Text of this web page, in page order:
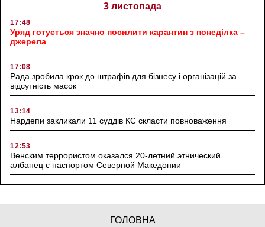
3 листопада
17:48
Уряд готується значно посилити карантин з понеділка –
джерела
17:08
Рада зробила крок до штрафів для бізнесу і організацій за
відсутність масок
13:14
Нардепи закликали 11 суддів КС скласти повноваження
12:53
Венским террористом оказался 20-летний этнический
албанец с паспортом Северной Македонии
ГОЛОВНА